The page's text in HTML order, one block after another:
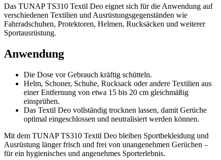
Das TUNAP TS310 Textil Deo eignet sich für die Anwendung auf
verschiedenen Textilien und Ausrüstungsgegenständen wie
Fahrradschuhen, Protektoren, Helmen, Rucksäcken und weiterer
Sportausrüstung.
Anwendung
Die Dose vor Gebrauch kräftig schütteln.
Helm, Schoner, Schuhe, Rucksack oder andere Textilien aus
einer Entfernung von etwa 15 bis 20 cm gleichmäßig
einsprühen.
Das Textil Deo vollständig trocknen lassen, damit Gerüche
optimal eingeschlossen und neutralisiert werden können.
Mit dem TUNAP TS310 Textil Deo bleiben Sportbekleidung und
Ausrüstung länger frisch und frei von unangenehmen Gerüchen –
für ein hygienisches und angenehmes Sporterlebnis.